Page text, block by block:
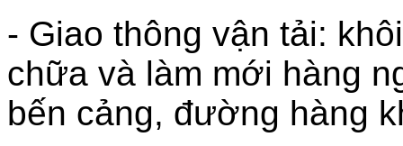
- Giao thông vận tải:
chữa và làm mới hàng
bến cảng, đường hàng